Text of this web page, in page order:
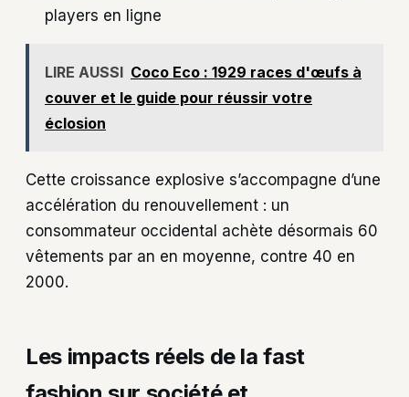
players en ligne
LIRE AUSSI Coco Eco : 1929 races d'œufs à
couver et le guide pour réussir votre
éclosion
Cette croissance explosive s’accompagne d’une
accélération du renouvellement : un
consommateur occidental achète désormais 60
vêtements par an en moyenne, contre 40 en
2000.
Les impacts réels de la fast